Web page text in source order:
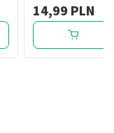
aloesu,60szt
14,99 PLN